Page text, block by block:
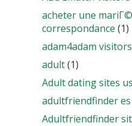
acheter une
correspondance (1)
adam4adam visitors
adult(1)
Adult dating sites
adultfriendfinder
Adultfriendfinder